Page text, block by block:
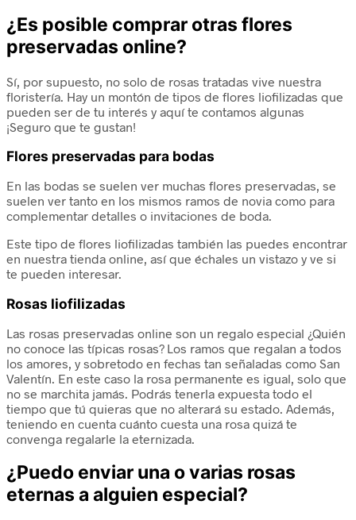
¿Es posible comprar otras flores
preservadas online?
Sí, por supuesto, no solo de rosas tratadas vive nuestra
floristería. Hay un montón de tipos de flores liofilizadas que
pueden ser de tu interés y aquí te contamos algunas
¡Seguro que te gustan!
Flores preservadas para bodas
En las bodas se suelen ver muchas flores preservadas, se
suelen ver tanto en los mismos ramos de novia como para
complementar detalles o invitaciones de boda.
Este tipo de flores liofilizadas también las puedes encontrar
en nuestra tienda online, así que échales un vistazo y ve si
te pueden interesar.
Rosas liofilizadas
Las rosas preservadas online son un regalo especial ¿Quién
no conoce las típicas rosas? Los ramos que regalan a todos
los amores, y sobretodo en fechas tan señaladas como San
Valentín. En este caso la rosa permanente es igual, solo que
no se marchita jamás. Podrás tenerla expuesta todo el
tiempo que tú quieras que no alterará su estado. Además,
teniendo en cuenta cuánto cuesta una rosa quizá te
convenga regalarle la eternizada.
¿Puedo enviar una o varias rosas
eternas a alguien especial?